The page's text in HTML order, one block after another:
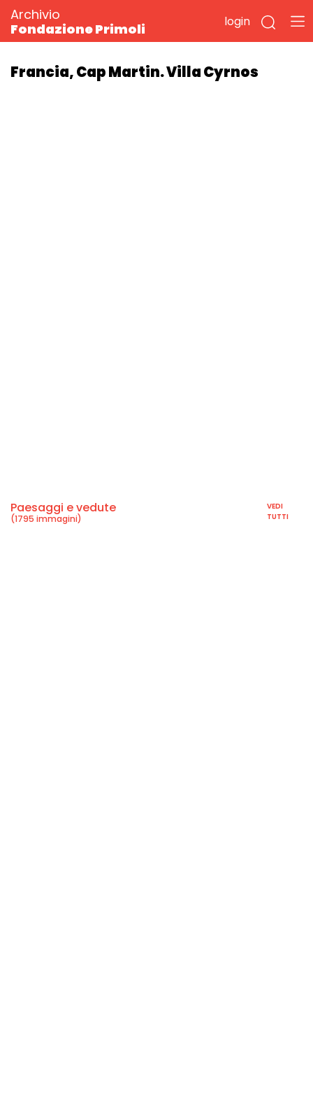
Archivio
Fondazione Primoli
login
Francia, Cap Martin. Villa Cyrnos
Paesaggi e vedute
(1795 immagini)
VEDI
TUTTI